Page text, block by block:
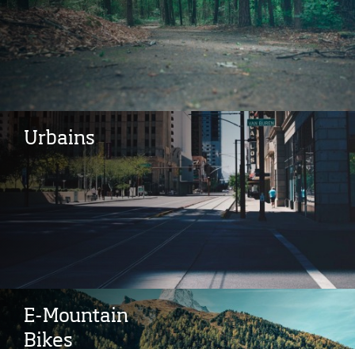
Urbains
E-Mountain
Bikes